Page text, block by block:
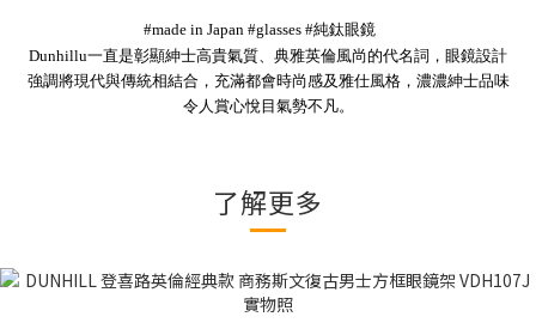
#made in Japan #glasses #純鈦眼鏡
Dunhillu一直是彰顯紳士高貴氣質、典雅英倫風尚的代名詞，眼鏡設計
強調將現代與傳統相結合，充滿都會時尚感及雅仕風格，濃濃紳士品味
令人賞心悅目氣勢不凡。
了解更多